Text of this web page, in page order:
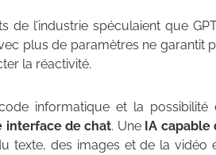
de l’industrie spéculaient que
plus de paramètres ne garantit
la réactivité.
informatique et la possibilité
interface de chat. Une IA capable
texte, des images et de la vidéo